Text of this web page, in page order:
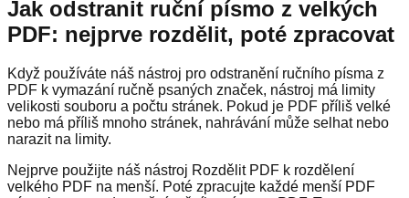
Jak odstranit ruční písmo z velkých
PDF: nejprve rozdělit, poté zpracovat
Když používáte náš nástroj pro odstranění ručního písma z
PDF k vymazání ručně psaných značek, nástroj má limity
velikosti souboru a počtu stránek. Pokud je PDF příliš velké
nebo má příliš mnoho stránek, nahrávání může selhat nebo
narazit na limity.
Nejprve použijte náš nástroj Rozdělit PDF k rozdělení
velkého PDF na menší. Poté zpracujte každé menší PDF